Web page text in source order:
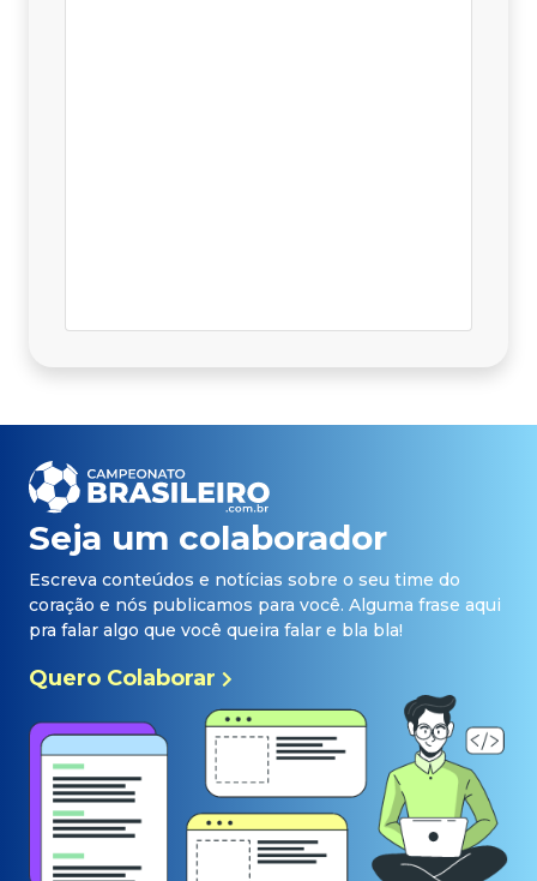
Seja um colaborador
Escreva conteúdos e notícias sobre o seu time do
coração e nós publicamos para você. Alguma frase aqui
pra falar algo que você queira falar e bla bla!
Quero Colaborar